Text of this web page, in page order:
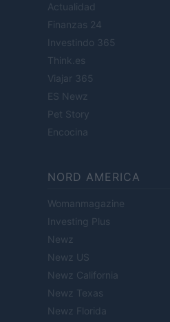
Actualidad
Finanzas 24
Investindo 365
Think.es
Viajar 365
ES Newz
Pet Story
Encocina
NORD AMERICA
Womanmagazine
Investing Plus
Newz
Newz US
Newz California
Newz Texas
Newz Florida